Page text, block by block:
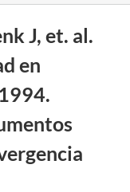
J, et. al.
en